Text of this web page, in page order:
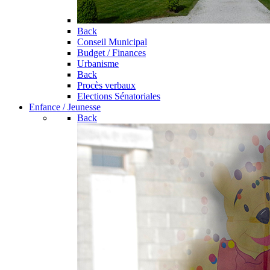
Back
Conseil Municipal
Budget / Finances
Urbanisme
Back
Procès verbaux
Elections Sénatoriales
Enfance / Jeunesse
Back